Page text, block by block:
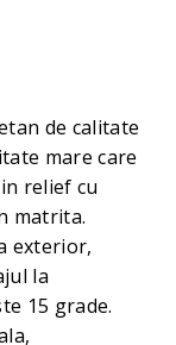
de calitate
mare care
relief cu
matrita.
exterior,
la
15 grade.